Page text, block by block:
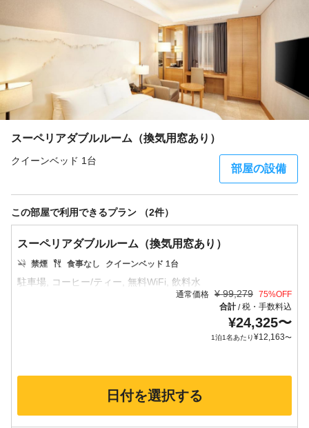
スーペリアダブルルーム（換気用窓あり）
クイーンベッド 1台
部屋の設備
この部屋で利用できるプラン （2件）
スーペリアダブルルーム（換気用窓あり）
禁煙 食事なし クイーンベッド 1台
通常価格 ¥ 99,279 75%OFF
合計/税・手数料込
¥24,325〜
1泊1名あたり¥12,163〜
日付を選択する